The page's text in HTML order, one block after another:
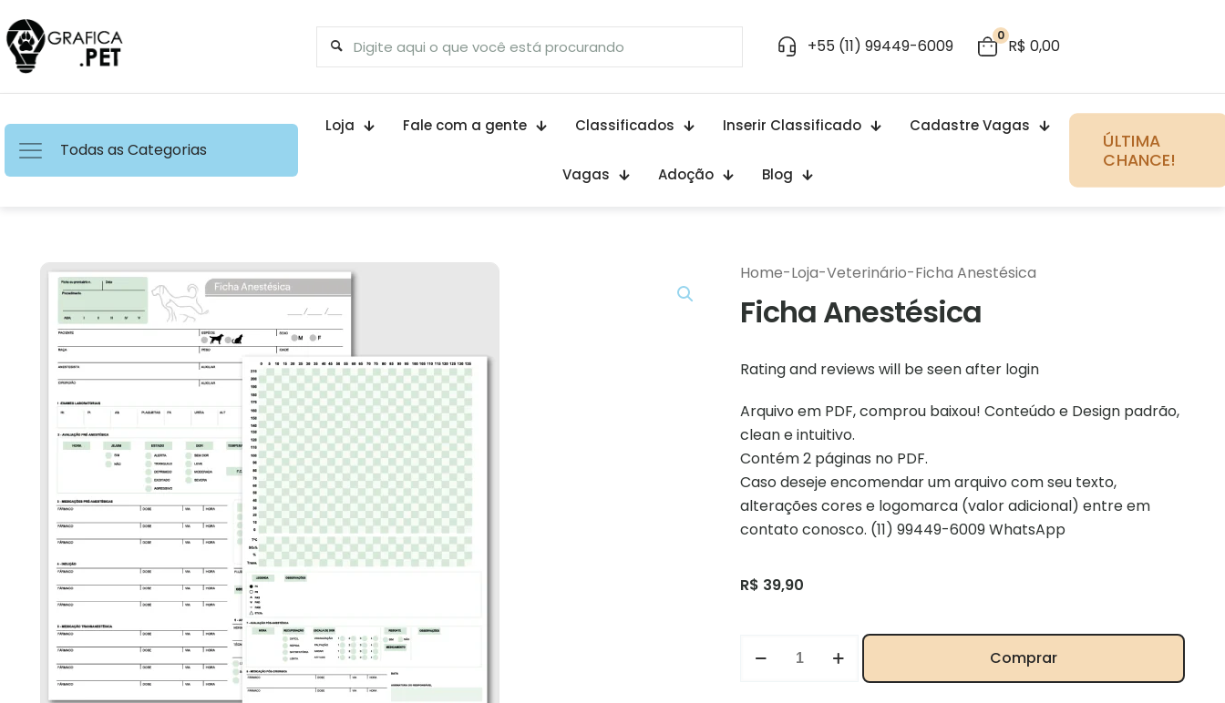
+55 (11) 99449-6009
0
R$ 0,00
Todas as Categorias
Loja Fale com a gente Classificados Inserir Classificado Cadastre Vagas
Vagas Adoção Blog
ÚLTIMA
CHANCE!
Home-Loja-Veterinário-Ficha Anestésica
Ficha Anestésica
Rating and reviews will be seen after login
Arquivo em PDF, comprou baixou! Conteúdo e Design padrão,
clean e intuitivo.
Contém 2 páginas no PDF.
Caso deseje encomendar um arquivo com seu texto,
alterações cores e logomarca (valor adicional) entre em
contato conosco. (11) 99449-6009 WhatsApp
R$ 39,90
Anestésica
Comprar